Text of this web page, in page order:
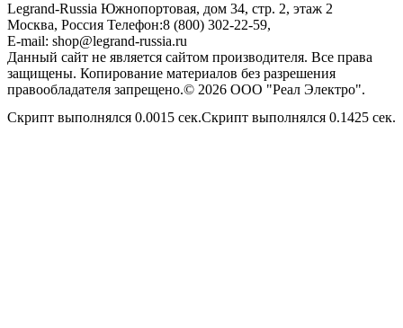
Legrand-Russia Южнопортовая, дом 34, стр. 2, этаж 2
Москва, Россия Телефон:8 (800) 302-22-59,
E-mail: shop@legrand-russia.ru
Данный сайт не является сайтом производителя. Все права
защищены. Копирование материалов без разрешения
правообладателя запрещено.© 2026 ООО "Реал Электро".
Скрипт выполнялся 0.0015 сек.Скрипт выполнялся 0.1425 сек.